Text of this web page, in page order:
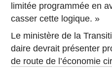
limitée pro­gram­mée en
casser cette logique. »
Le mi­nis­tère de la
daire devrait pré­sen­ter
de route de l’éco­no­mie